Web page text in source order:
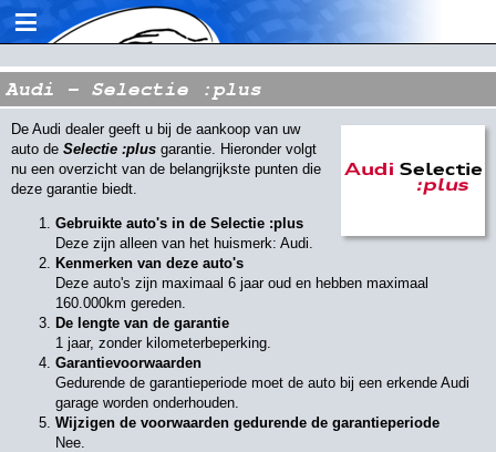
≡
Audi - Selectie :plus
De Audi dealer geeft u bij de aankoop van uw
auto de Selectie :plus garantie. Hieronder volgt
nu een overzicht van de belangrijkste punten die
deze garantie biedt.
Gebruikte auto's in de Selectie :plus
Deze zijn alleen van het huismerk: Audi.
Kenmerken van deze auto's
Deze auto's zijn maximaal 6 jaar oud en hebben maximaal
160.000km gereden.
De lengte van de garantie
1 jaar, zonder kilometerbeperking.
Garantievoorwaarden
Gedurende de garantieperiode moet de auto bij een erkende Audi
garage worden onderhouden.
Wijzigen de voorwaarden gedurende de garantieperiode
Nee.